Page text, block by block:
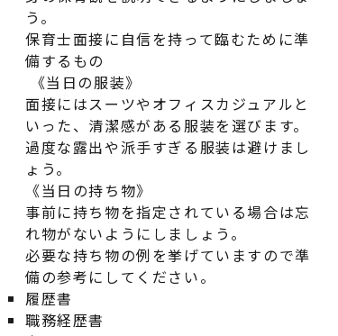
う。
保育士面接に自信を持って臨むために準
備するもの
《当日の服装》
面接にはスーツやオフィスカジュアルと
いった、清潔感がある服装を選びます。
過度な露出や派手すぎる服装は避けまし
ょう。
《当日の持ち物》
事前に持ち物を指定されている場合は忘
れ物がないようにしましょう。
必要な持ち物の例を挙げていますので準
備の参考にしてください。
履歴書
職務経歴書